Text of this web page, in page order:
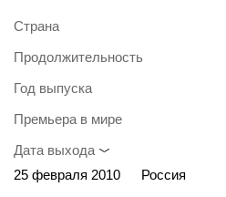
Страна
Продолжительность
Год выпуска
Премьера в мире
Дата выхода
25 февраля 2010
Россия